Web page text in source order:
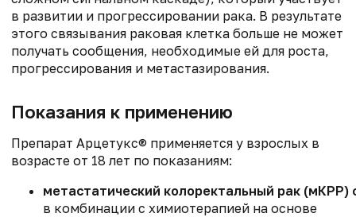
в развитии и прогрессировании рака. В результате
этого связывания раковая клетка больше не может
получать сообщения, необходимые ей для роста,
прогрессирования и метастазирования.
Показания к применению
Препарат Арцетукс® применяется у взрослых в
возрасте от 18 лет по показаниям:
метастатический колоректальный рак (мКРР)
в комбинации с химиотерапией на основе